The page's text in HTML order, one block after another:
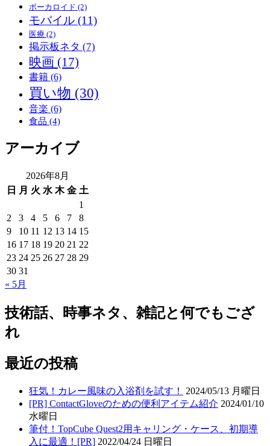
ボーカロイド (2)
モバイル (11)
医療 (2)
掲示板ネタ (7)
映画 (17)
書籍 (6)
買い物 (30)
音楽 (6)
食品 (4)
アーカイブ
2026年8月
日
月 火 水 木 金 土
1
2
3 4 5 6 7
8
9
10 11 12 13 14 15
16 17 18 19 20 21 22
23 24 25 26 27 28 29
30 31
« 5月
技術話、時事ネタ、雑記と何でもござ
れ
最近の投稿
狂気！カレー風味の入浴剤を試す！
2024/05/13 月曜日
[PR] ContactGloveのための便利アイテム紹介 2024/01/10
水曜日
筆付！TopCube Quest2用キャリング・ケース、初期導
入に最適！[PR] 2022/04/24 日曜日